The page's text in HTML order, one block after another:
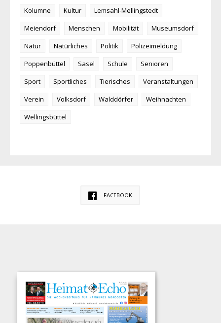
Kolumne
Kultur
Lemsahl-Mellingstedt
Meiendorf
Menschen Mobilität
Museumsdorf
Natur
Natürliches Politik
Polizeimeldung
Poppenbüttel
Sasel Schule
Senioren
Sport
Sportliches Tierisches
Veranstaltungen
Verein
Volksdorf Walddörfer
Weihnachten
Wellingsbüttel
FACEBOOK